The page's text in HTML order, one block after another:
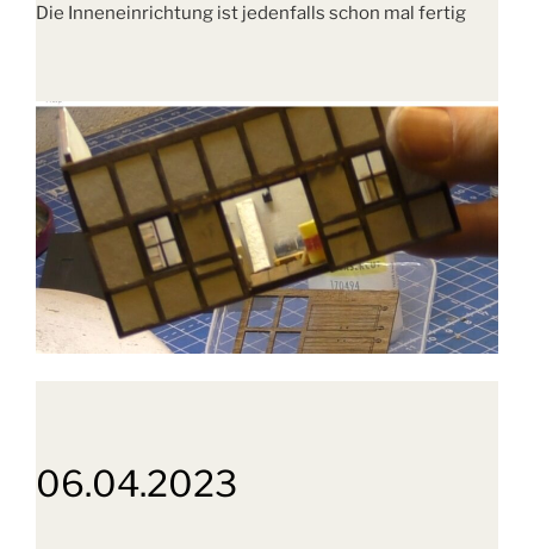
Die Inneneinrichtung ist jedenfalls schon mal fertig
06.04.2023